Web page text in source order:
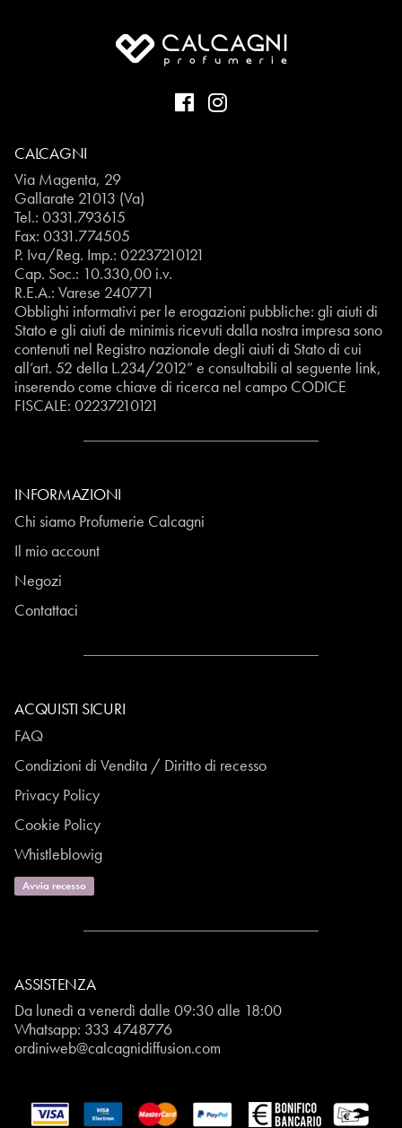
CALCAGNI
Via Magenta, 29
Gallarate 21013 (Va)
Tel.: 0331.793615
Fax: 0331.774505
P. Iva/Reg. Imp.: 02237210121
Cap. Soc.: 10.330,00 i.v.
R.E.A.: Varese 240771
Obblighi informativi per le erogazioni pubbliche: gli aiuti di
Stato e gli aiuti de minimis ricevuti dalla nostra impresa sono
contenuti nel Registro nazionale degli aiuti di Stato di cui
all’art. 52 della L.234/2012” e consultabili al seguente link,
inserendo come chiave di ricerca nel campo CODICE
FISCALE: 02237210121
INFORMAZIONI
Chi siamo Profumerie Calcagni
Il mio account
Negozi
Contattaci
ACQUISTI SICURI
FAQ
Condizioni di Vendita / Diritto di recesso
Privacy Policy
Cookie Policy
Whistleblowig
Avvia recesso
ASSISTENZA
Da lunedì a venerdì dalle 09:30 alle 18:00
Whatsapp: 333 4748776
ordiniweb@calcagnidiffusion.com